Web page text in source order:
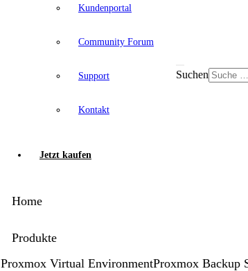
Kundenportal
Community Forum
Support
Kontakt
Jetzt kaufen
Suchen
Home
Produkte
Proxmox Virtual EnvironmentProxmox Backup